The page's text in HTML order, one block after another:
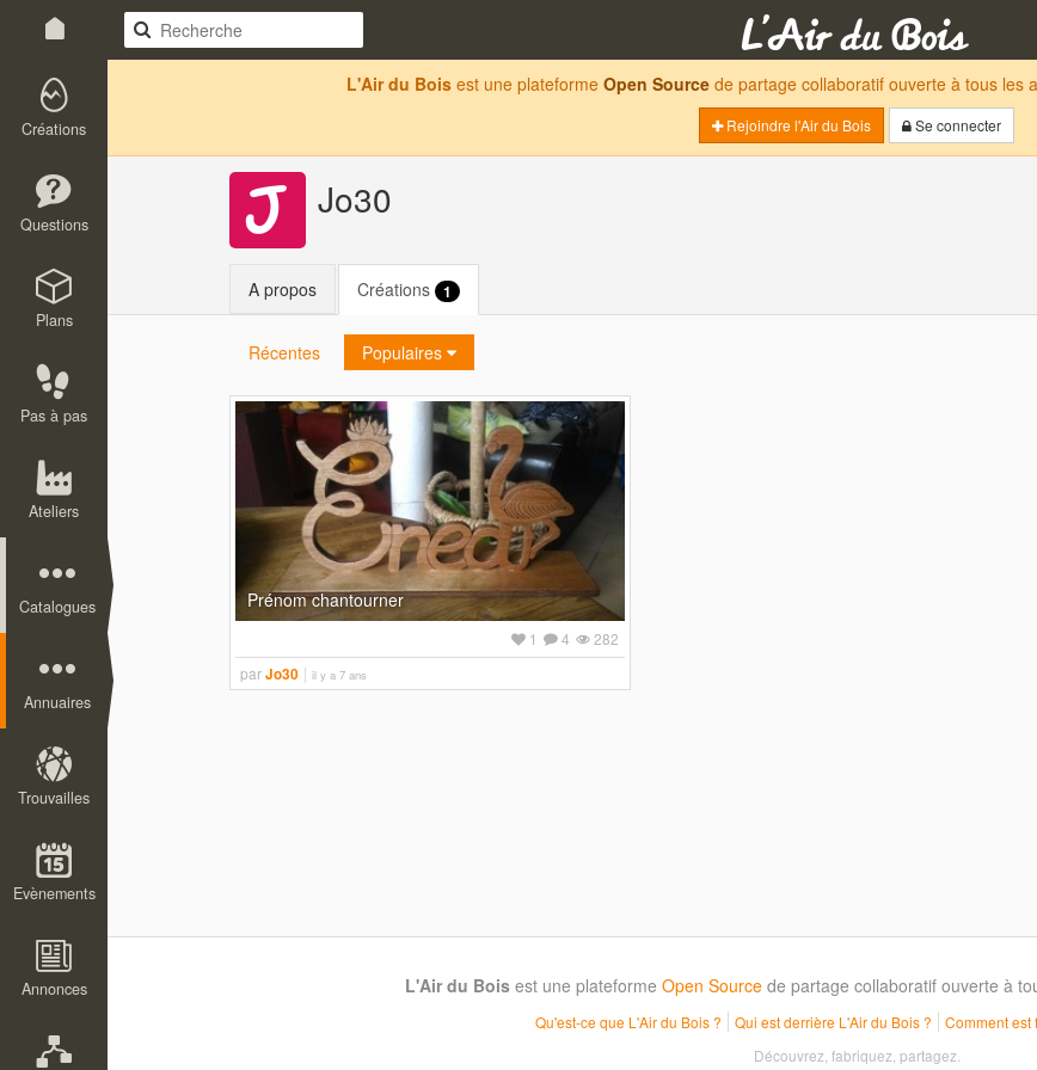
Créations
Questions
Plans
Pas à pas
Ateliers
Catalogues
Annuaires
Trouvailles
Evènements
Annonces
L'Air du Bois est une plateforme Open Source de partage collaboratif ouverte à tous les
Rejoindre l'Air du Bois
Se connecter
Jo30
A propos Créations 1
Récentes Populaires
Prénom chantourner
282
4
1
parJo30 il y a 7 ans
L'Air du Bois est une plateforme Open Source de partage collaboratif ouverte à
Qu'est-ce que L'Air du Bois ? Qui est derrière L'Air du Bois ?
Comment est
Découvrez, fabriquez, partagez.